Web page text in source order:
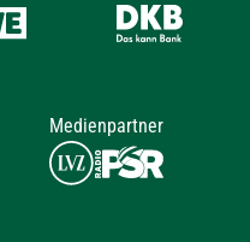
Medienpartner